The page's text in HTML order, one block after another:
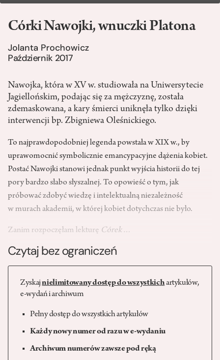
Córki Nawojki, wnuczki Platona
Jolanta Prochowicz
Październik 2017
Nawojka, która w XV w. studiowała na Uniwersytecie
Jagiellońskim, podając się za mężczyznę, została
zdemaskowana, a kary śmierci uniknęła tylko dzięki
interwencji bp. Zbigniewa Oleśnickiego.
To najprawdopodobniej legenda powstała w XIX w., by
uprawomocnić symbolicznie emancypacyjne dążenia kobiet.
Postać Nawojki stanowi jednak punkt wyjścia historii do tej
pory bardzo słabo słyszalnej. To opowieść o tym, jak
próbować zdobyć wiedzę i intelektualną niezależność
w murach akademii, w której kobiet dotychczas nie było.
Zanim rozpoczęłam lekturę Córek…
Czytaj bez ograniczeń
Zyskajnielimitowany dostęp do wszystkichartykułów,
e-wydań i archiwum
Pełny dostęp do wszystkich artykułów
Każdy nowy numer od razu w e-wydaniu
Archiwum numerów zawsze pod ręką